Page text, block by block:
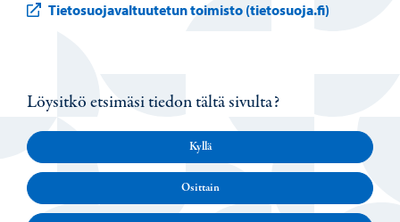
Tietosuojavaltuutetun toimisto (tietosuoja.fi)
Löysitkö etsimäsi tiedon tältä sivulta?
Kyllä
Osittain